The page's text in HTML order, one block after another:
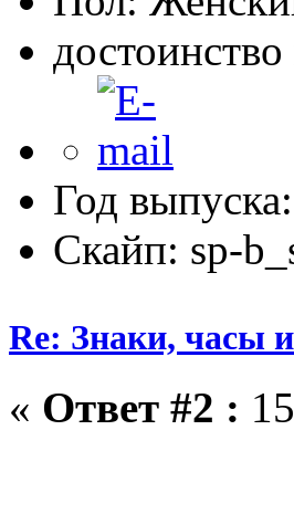
достоинство
Год
Скайп: sp-
Re: Знаки, часы
« Ответ #2 :